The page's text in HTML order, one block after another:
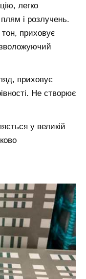
легко
і розлучень.
приховує
зволожуючий
приховує
Не створює
у великій